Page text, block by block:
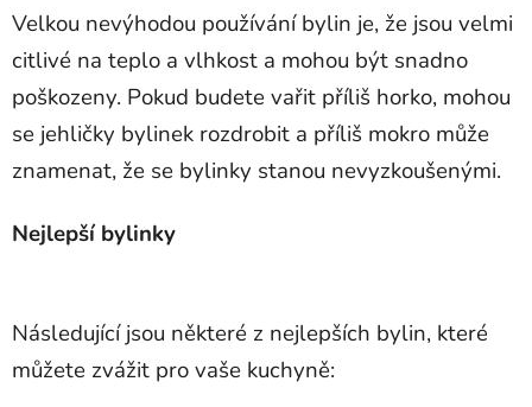
Velkou nevýhodou používání bylin je, že jsou velmi
citlivé na teplo a vlhkost a mohou být snadno
poškozeny. Pokud budete vařit příliš horko, mohou
se jehličky bylinek rozdrobit a příliš mokro může
znamenat, že se bylinky stanou nevyzkoušenými.
Nejlepší bylinky
Následující jsou některé z nejlepších bylin, které
můžete zvážit pro vaše kuchyně: